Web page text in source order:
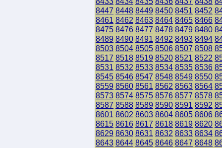
8447 8448 8449 8450 8451 8452
8461 8462 8463 8464 8465 8466
8475 8476 8477 8478 8479 8480
8489 8490 8491 8492 8493 8494
8503 8504 8505 8506 8507 8508
8517 8518 8519 8520 8521 8522
8531 8532 8533 8534 8535 8536
8545 8546 8547 8548 8549 8550
8559 8560 8561 8562 8563 8564
8573 8574 8575 8576 8577 8578
8587 8588 8589 8590 8591 8592
8601 8602 8603 8604 8605 8606
8615 8616 8617 8618 8619 8620
8629 8630 8631 8632 8633 8634
8643 8644 8645 8646 8647 8648